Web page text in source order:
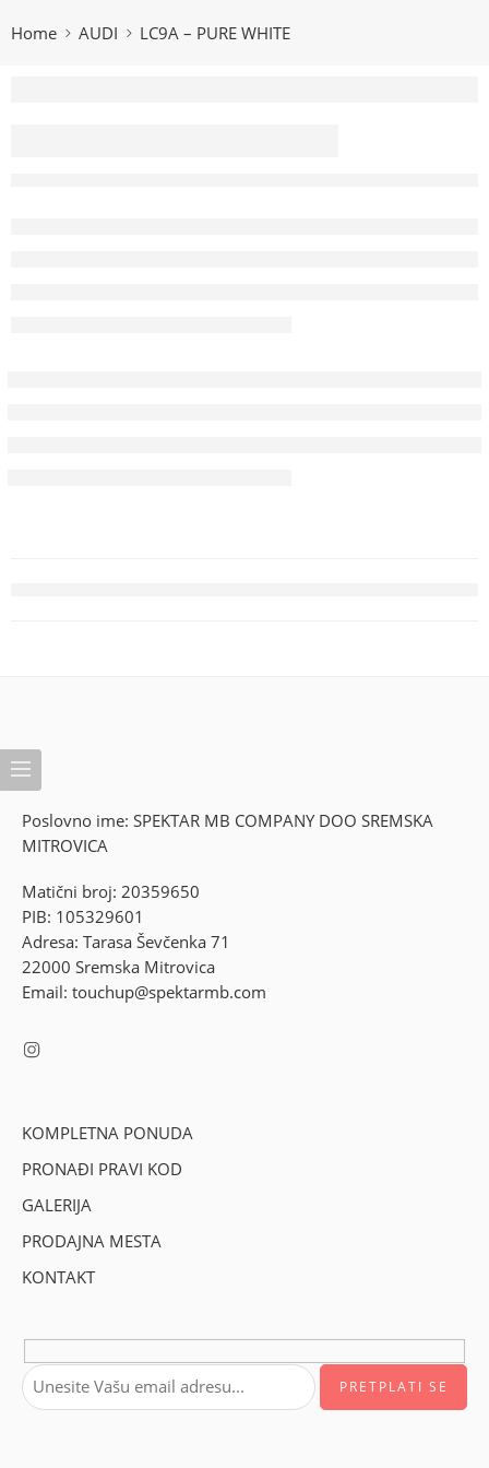
Home AUDI LC9A – PURE WHITE
Poslovno ime: SPEKTAR MB COMPANY DOO SREMSKA
MITROVICA
Matični broj: 20359650
PIB: 105329601
Adresa: Tarasa Ševčenka 71
22000 Sremska Mitrovica
Email: touchup@spektarmb.com
KOMPLETNA PONUDA
PRONAĐI PRAVI KOD
GALERIJA
PRODAJNA MESTA
KONTAKT